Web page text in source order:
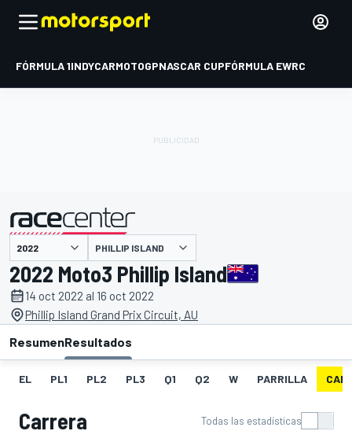
FÓRMULA 1INDYCARMOTOGPNASCAR CUPFÓRMULA EWRC
presentado por PHILLIP ISLAND
2022 Moto3 Phillip Island
14 oct 2022 al 16 oct 2022
Phillip Island Grand Prix Circuit, AU
ResumenResultados
EL PL1 PL2 PL3 Q1 Q2 W PARRILLA
Carrera Todas las estadísticas